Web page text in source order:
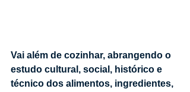
Vai além de cozinhar, abrangendo o
estudo cultural, social, histórico e
técnico dos alimentos, ingredientes,